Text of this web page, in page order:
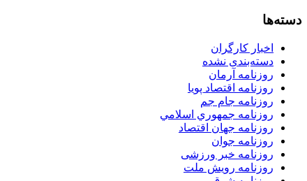
دسته‌ها
اخبار کارگران
دسته‌بندی نشده
روزنامه آرمان
روزنامه اقتصاد پویا
روزنامه جام جم
روزنامه جمهوري اسلامي
روزنامه جهان اقتصاد
روزنامه جوان
روزنامه خبر ورزشى
روزنامه رویش ملت